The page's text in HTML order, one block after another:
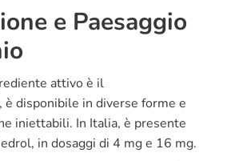
e Paesaggio
attivo è il
disponibile in diverse forme e
iniettabili. In Italia, è presente
in dosaggi di 4 mg e 16 mg.